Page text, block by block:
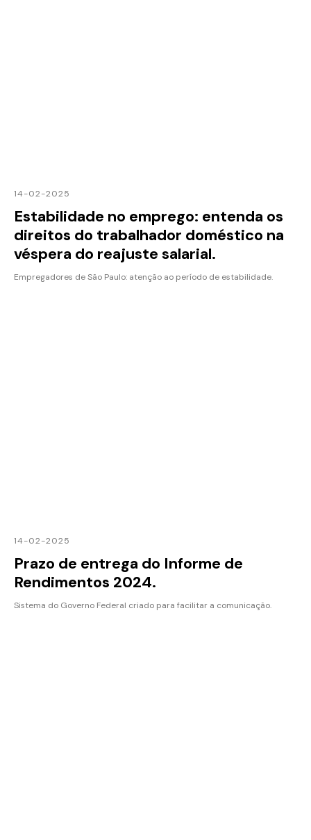
14-02-2025
Estabilidade no emprego: entenda os
direitos do trabalhador doméstico na
véspera do reajuste salarial.
Empregadores de São Paulo: atenção ao período de estabilidade.
14-02-2025
Prazo de entrega do Informe de
Rendimentos 2024.
Sistema do Governo Federal criado para facilitar a comunicação.